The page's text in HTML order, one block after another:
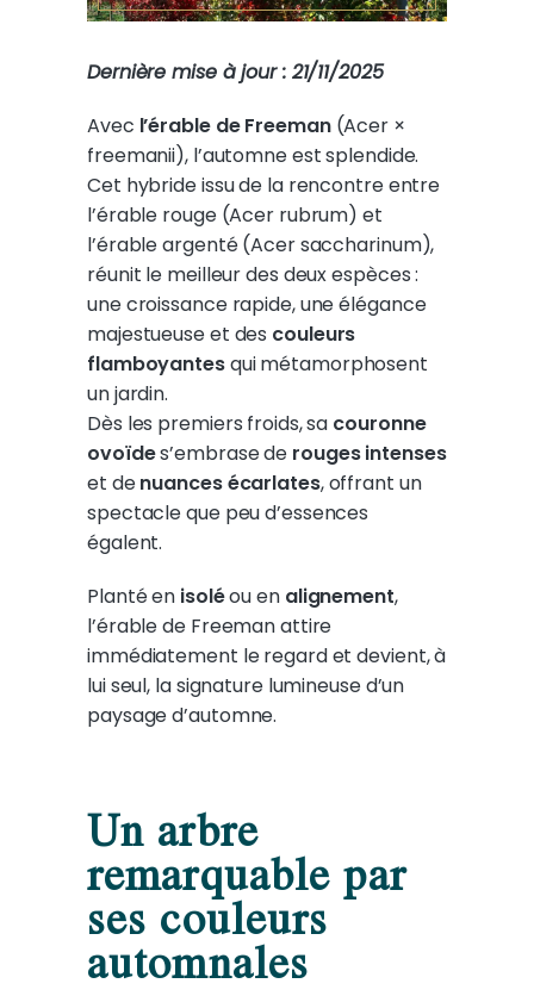
Dernière mise à jour : 21/11/2025
Avec l’érable de Freeman(Acer ×
freemanii), l’automne est splendide.
Cet hybride issu de la rencontre entre
l’érable rouge (Acer rubrum) et
l’érable argenté (Acer saccharinum),
réunit le meilleur des deux espèces :
une croissance rapide, une élégance
majestueuse et des couleurs
flamboyantesqui métamorphosent
un jardin.
Dès les premiers froids, sa couronne
ovoïdes’embrase de rouges intenses
et denuances écarlates, offrant un
spectacle que peu d’essences
égalent.
Planté en isoléou en alignement,
l’érable de Freeman attire
immédiatement le regard et devient, à
lui seul, la signature lumineuse d’un
paysage d’automne.
Un arbre
remarquable par
ses couleurs
automnales